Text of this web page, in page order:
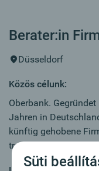
Berater:in
Düsseldorf
Közös célunk:
Oberbank.
Jahren in
künftig gehobene
traditionsreichen
Süti